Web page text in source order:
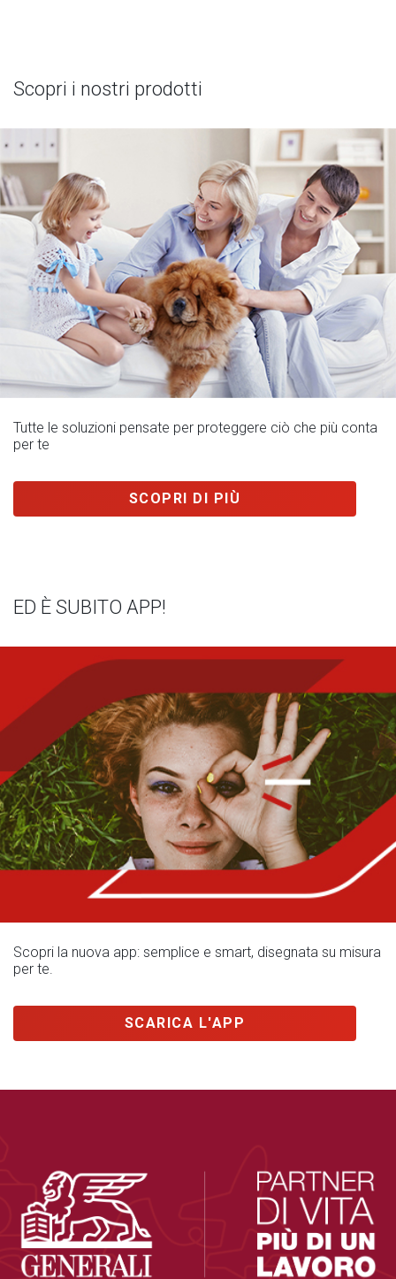
Scopri i nostri prodotti
Tutte le soluzioni pensate per proteggere ciò che più conta
per te
SCOPRI DI PIÙ
ED È SUBITO APP!
Scopri la nuova app: semplice e smart, disegnata su misura
per te.
SCARICA L'APP